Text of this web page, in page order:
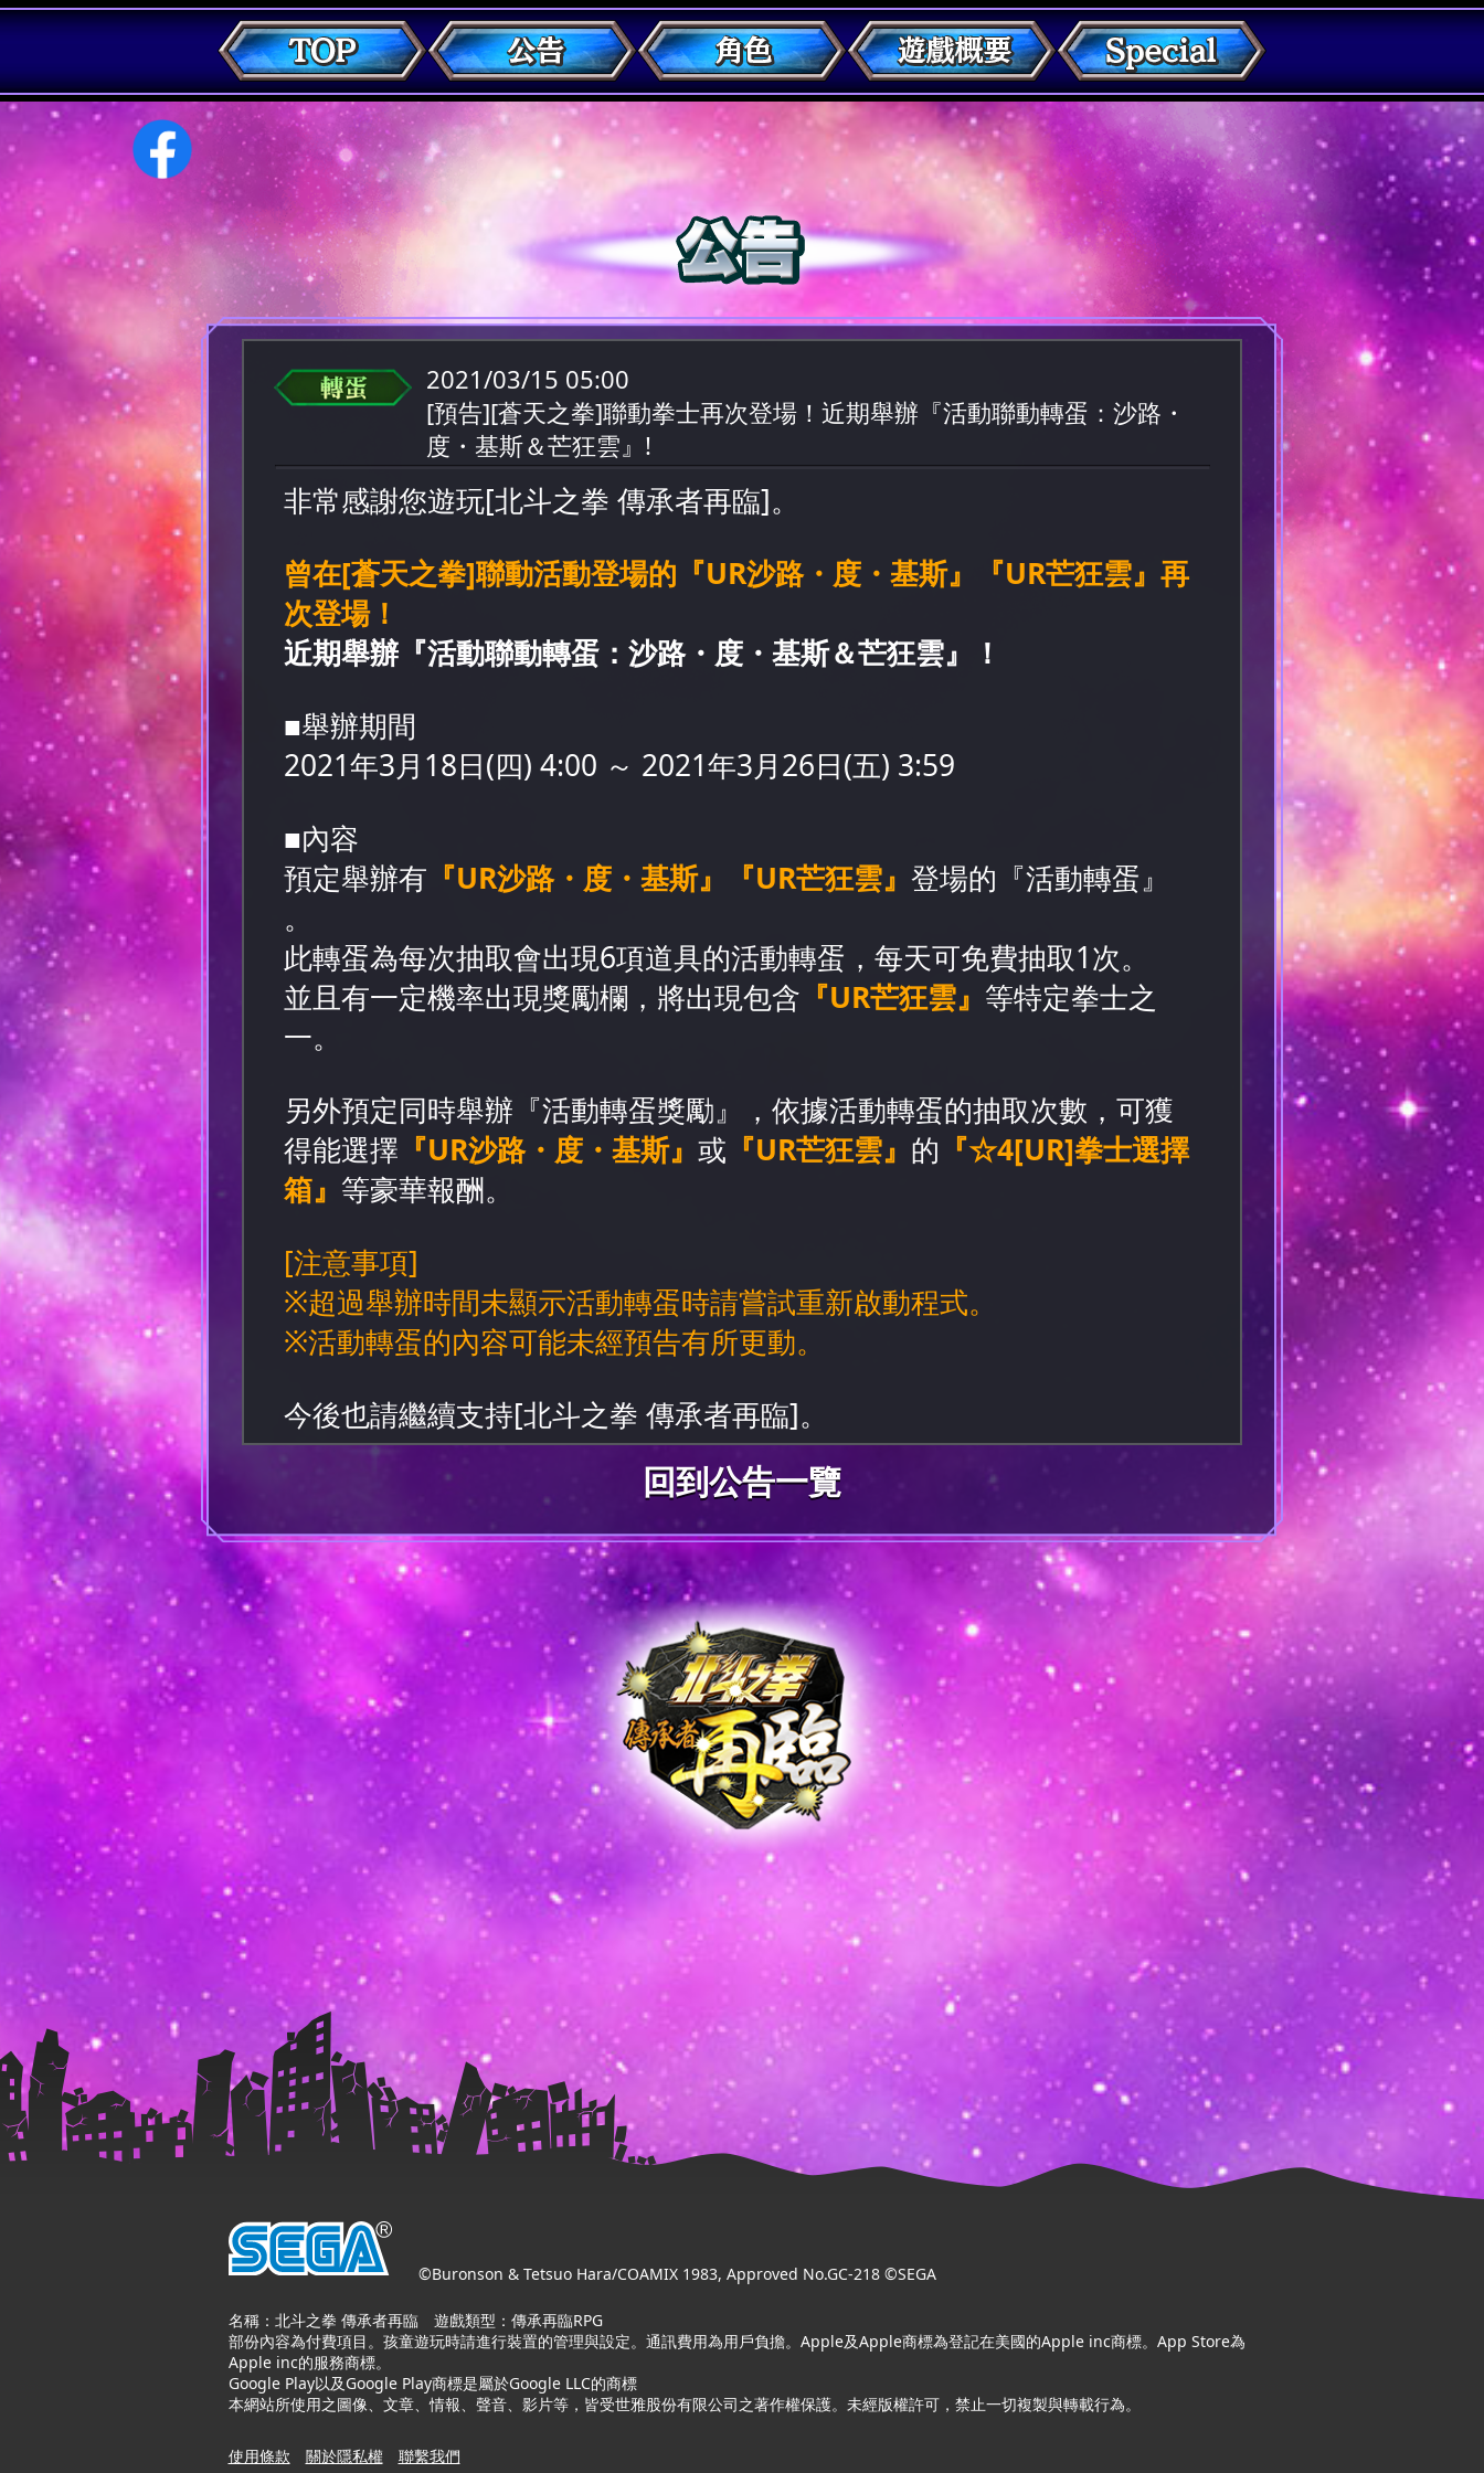
2021/03/15 05:00
[預告][蒼天之拳]聯動拳士再次登場！近期舉辦『活動聯動轉蛋：沙路・
度・基斯＆芒狂雲』!
非常感謝您遊玩[北斗之拳 傳承者再臨]。
曾在[蒼天之拳]聯動活動登場的『UR沙路・度・基斯』『UR芒狂雲』再
次登場！
近期舉辦『活動聯動轉蛋：沙路・度・基斯＆芒狂雲』！
■舉辦期間
2021年3月18日(四) 4:00 ～ 2021年3月26日(五) 3:59
■內容
預定舉辦有 『UR沙路・度・基斯』『UR芒狂雲』 登場的『活動轉蛋』
。
此轉蛋為每次抽取會出現6項道具的活動轉蛋，每天可免費抽取1次。
並且有一定機率出現獎勵欄，將出現包含 『UR芒狂雲』 等特定拳士之
一。
另外預定同時舉辦『活動轉蛋獎勵』，依據活動轉蛋的抽取次數，可獲
得能選擇 『UR沙路・度・基斯』 或 『UR芒狂雲』 的 『☆4[UR]拳士選擇
箱』 等豪華報酬。
[注意事項]
※超過舉辦時間未顯示活動轉蛋時請嘗試重新啟動程式。
※活動轉蛋的內容可能未經預告有所更動。
今後也請繼續支持[北斗之拳 傳承者再臨]。
回到公告一覽
©Buronson & Tetsuo Hara/COAMIX 1983, Approved No.GC-218 ©SEGA
名稱：北斗之拳 傳承者再臨 遊戲類型：傳承再臨RPG
部份內容為付費項目。孩童遊玩時請進行裝置的管理與設定。通訊費用為用戶負擔。Apple及Apple商標為登記在美國的Apple inc商標。App Store為
Apple inc的服務商標。
Google Play以及Google Play商標是屬於Google LLC的商標
本網站所使用之圖像、文章、情報、聲音、影片等，皆受世雅股份有限公司之著作權保護。未經版權許可，禁止一切複製與轉載行為。
使用條款 關於隱私權 聯繫我們